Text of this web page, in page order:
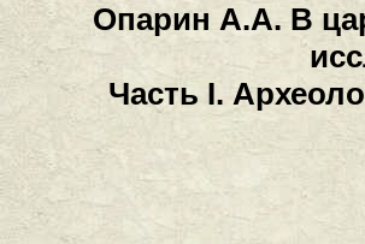
Опарин А.А. В
Часть I.